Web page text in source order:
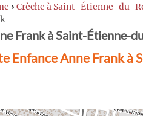
› Crèche à Saint-Étienne-du-
Frank à Saint-Étienne-
Enfance Anne Frank à